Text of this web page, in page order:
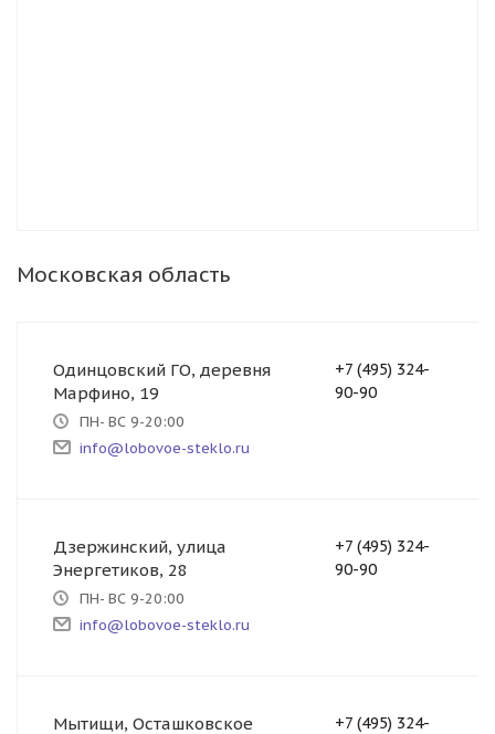
Московская область
Одинцовский ГО, деревня
Марфино, 19
ПН- ВС 9-20:00
info@lobovoe-steklo.ru
+7 (495) 324-
90-90
Дзержинский, улица
Энергетиков, 28
ПН- ВС 9-20:00
info@lobovoe-steklo.ru
+7 (495) 324-
90-90
Мытищи, Осташковское +7 (495) 324-